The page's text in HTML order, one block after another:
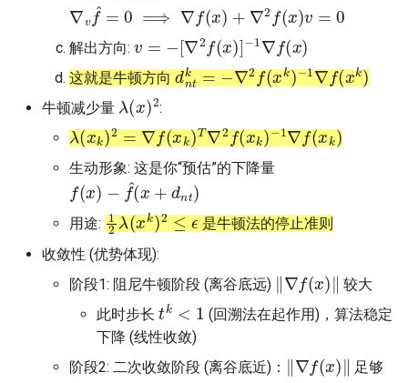
∇v ^ ⟹ )+ ∇2 ( =0
解出方向:
2f(x )]− 1∇ f( x)
这就是牛顿方向
dntk=−∇2f(xk)−1∇f(xk)
牛顿减少量
λ ( )2
:
λ(xk)2=∇f(xk)T∇2f(xk)−1∇f(xk)
生动形象: 这是你“预估”的下降量
f(x − x+ d t
用途:
12λ(xk)2≤ϵ
是牛顿法的停止准则
收敛性 (优势体现):
阶段1: 阻尼牛顿阶段 (离谷底远)
‖∇f (x ‖
较大
此时步长
tk
(回溯法在起作用)，算法稳定
下降 (线性收敛)
阶段2: 二次收敛阶段 (离谷底近)：
‖∇f (x ‖
足够